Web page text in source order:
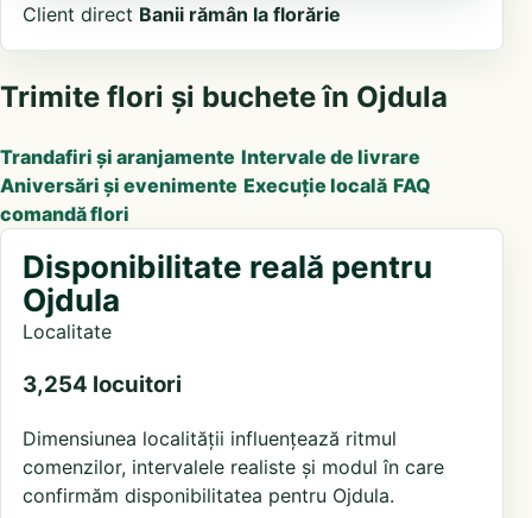
Client direct Banii rămân la florărie
Trimite flori și buchete în Ojdula
Trandafiri și aranjamente Intervale de livrare
Aniversări și evenimente Execuție locală FAQ
comandă flori
Disponibilitate reală pentru
Ojdula
Localitate
3,254 locuitori
Dimensiunea localității influențează ritmul
comenzilor, intervalele realiste și modul în care
confirmăm disponibilitatea pentru Ojdula.